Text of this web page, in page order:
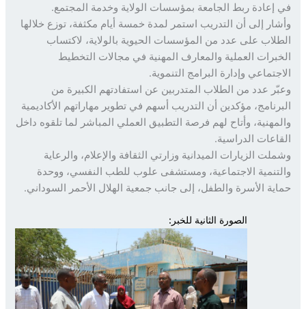
ربط الجامعة بمؤسسات الولاية وخدمة المجتمع.
إلى أن التدريب استمر لمدة خمسة أيام مكثفة، توزع خلالها
على عدد من المؤسسات الحيوية بالولاية، لاكتساب
العملية والمعارف المهنية في مجالات التخطيط
وإدارة البرامج التنموية.
عدد من الطلاب المتدربين عن استفادتهم الكبيرة من
مؤكدين أن التدريب أسهم في تطوير مهاراتهم الأكاديمية
وأتاح لهم فرصة التطبيق العملي المباشر لما تلقوه داخل
الدراسية.
الزيارات الميدانية وزارتي الثقافة والإعلام، والرعاية
الاجتماعية، ومستشفى علوب للطب النفسي، ووحدة
الأسرة والطفل، إلى جانب جمعية الهلال الأحمر السوداني.
الصورة الثانية للخبر: